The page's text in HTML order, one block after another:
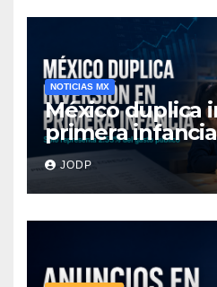
NOTICIAS MX
México duplica
primera
destina 2.53%
público
JODP